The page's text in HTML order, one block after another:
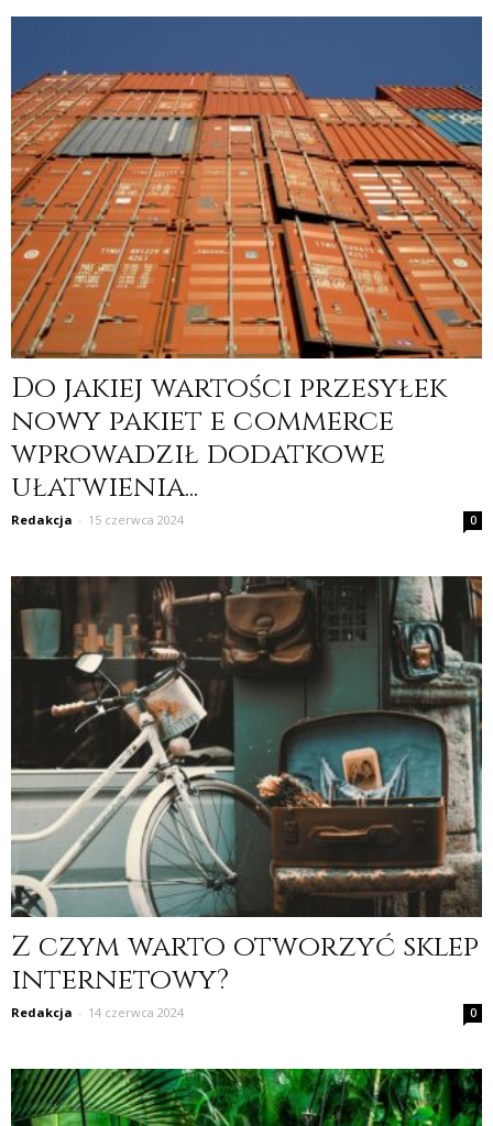
Do jakiej wartości przesyłek
nowy pakiet e commerce
wprowadził dodatkowe
ułatwienia...
Redakcja - 15 czerwca 2024 0
Z czym warto otworzyć sklep
internetowy?
Redakcja - 14 czerwca 2024 0